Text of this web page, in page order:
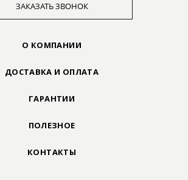
ЗАКАЗАТЬ ЗВОНОК
О КОМПАНИИ
ДОСТАВКА И ОПЛАТА
ГАРАНТИИ
ПОЛЕЗНОЕ
КОНТАКТЫ